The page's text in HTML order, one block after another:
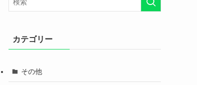
カテゴリー
その他